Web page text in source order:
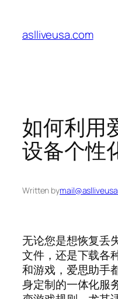
content
aslliveusa.com
如何利用
设备个性
Written by
无论您是想恢复丢
文件，还是下载各
和游戏，爱思助手
身定制的一体化服